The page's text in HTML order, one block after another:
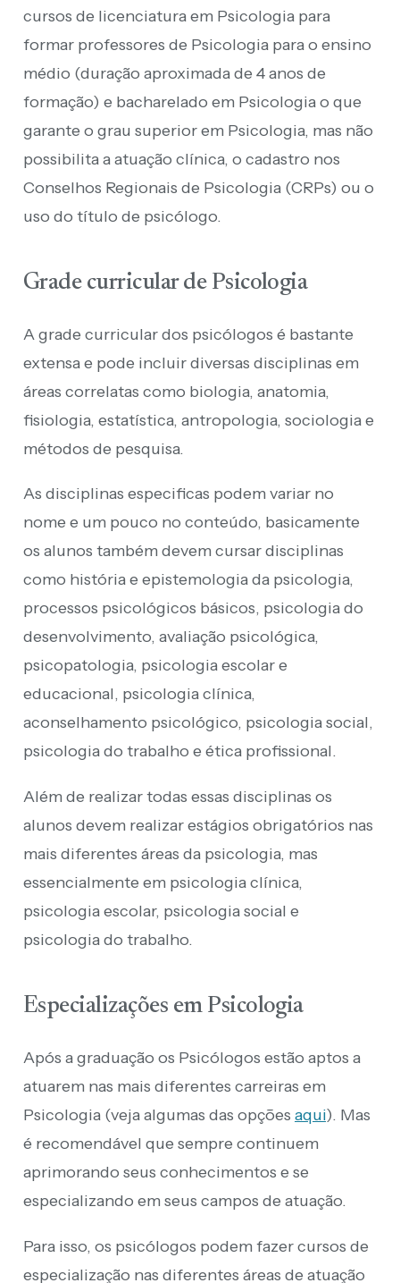
cursos de licenciatura em Psicologia para
formar professores de Psicologia para o ensino
médio (duração aproximada de 4 anos de
formação) e bacharelado em Psicologia o que
garante o grau superior em Psicologia, mas não
possibilita a atuação clínica, o cadastro nos
Conselhos Regionais de Psicologia (CRPs) ou o
uso do título de psicólogo.
Grade curricular de Psicologia
A grade curricular dos psicólogos é bastante
extensa e pode incluir diversas disciplinas em
áreas correlatas como biologia, anatomia,
fisiologia, estatística, antropologia, sociologia e
métodos de pesquisa.
As disciplinas especificas podem variar no
nome e um pouco no conteúdo, basicamente
os alunos também devem cursar disciplinas
como história e epistemologia da psicologia,
processos psicológicos básicos, psicologia do
desenvolvimento, avaliação psicológica,
psicopatologia, psicologia escolar e
educacional, psicologia clínica,
aconselhamento psicológico, psicologia social,
psicologia do trabalho e ética profissional.
Além de realizar todas essas disciplinas os
alunos devem realizar estágios obrigatórios nas
mais diferentes áreas da psicologia, mas
essencialmente em psicologia clínica,
psicologia escolar, psicologia social e
psicologia do trabalho.
Especializações em Psicologia
Após a graduação os Psicólogos estão aptos a
atuarem nas mais diferentes carreiras em
Psicologia (veja algumas das opções aqui). Mas
é recomendável que sempre continuem
aprimorando seus conhecimentos e se
especializando em seus campos de atuação.
Para isso, os psicólogos podem fazer cursos de
especialização nas diferentes áreas de atuação